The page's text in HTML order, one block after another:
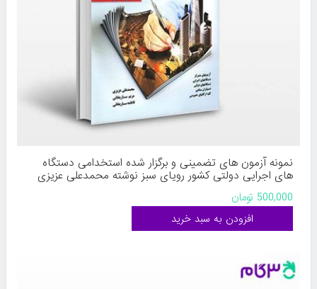
نمونه آزمون های تضمینی و برگزار شده استخدامی دستگاه
های اجرایی دولتی کشور رویای سبز نوشته محمدعلی عزیزی
مریم ساریخانی فاطمه ساریخانی
500,000 تومان